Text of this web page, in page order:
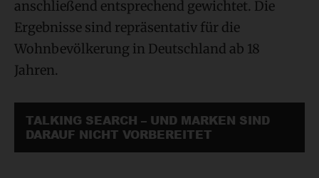
anschließend entsprechend gewichtet. Die
Ergebnisse sind repräsentativ für die
Wohnbevölkerung in Deutschland ab 18
Jahren.
TALKING SEARCH – UND MARKEN SIND
DARAUF NICHT VORBEREITET